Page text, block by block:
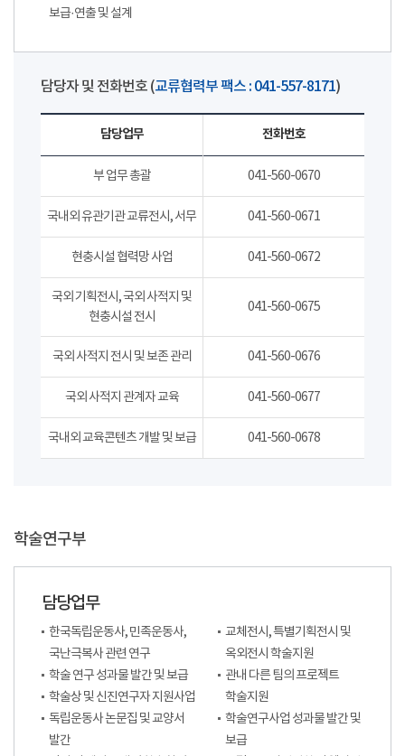
보급·연출 및 설계
담당자 및 전화번호 (교류협력부 팩스 : 041-557-8171)
담당업무 전화번호
부 업무 총괄 041-560-0670
국내외 유관기관 교류전시, 서무 041-560-0671
현충시설 협력망 사업 041-560-0672
국외 기획전시, 국외 사적지 및
현충시설 전시
041-560-0675
국외 사적지 전시 및 보존 관리 041-560-0676
국외 사적지 관계자 교육 041-560-0677
국내외 교육콘텐츠 개발 및 보급 041-560-0678
학술연구부
담당업무
한국독립운동사, 민족운동사,
국난극복사 관련 연구
학술 연구 성과물 발간 및 보급
학술상 및 신진연구자 지원사업
독립운동사 논문집 및 교양서
발간
교체전시, 특별기획전시 및
옥외전시 학술지원
관내 다른 팀의 프로젝트
학술지원
학술연구사업 성과물 발간 및
보급